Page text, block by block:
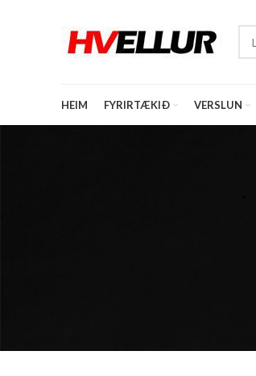
HEIM FYRIRTÆKIÐ VERSLUN